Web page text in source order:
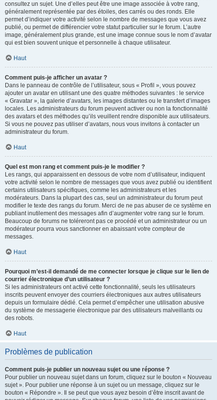
consultez un sujet. Une d’elles peut être une image associée à votre rang,
généralement représentée par des étoiles, des carrés ou des ronds. Elle
permet d’indiquer votre activité selon le nombre de messages que vous avez
publié, ou permet de différencier votre statut particulier sur le forum. L’autre
image, généralement plus grande, est une image connue sous le nom d’avatar
qui est bien souvent unique et personnelle à chaque utilisateur.
Haut
Comment puis-je afficher un avatar ?
Dans le panneau de contrôle de l’utilisateur, sous « Profil », vous pouvez
ajouter un avatar en utilisant une des quatre méthodes suivantes : le service
« Gravatar », la galerie d’avatars, les images distantes ou le transfert d’images
locales. Les administrateurs du forum peuvent activer ou non la fonctionnalité
des avatars et des méthodes qu’ils veuillent rendre disponible aux utilisateurs.
Si vous ne pouvez pas utiliser d’avatars, nous vous invitons à contacter un
administrateur du forum.
Haut
Quel est mon rang et comment puis-je le modifier ?
Les rangs, qui apparaissent en dessous de votre nom d’utilisateur, indiquent
votre activité selon le nombre de messages que vous avez publié ou identifient
certains utilisateurs spécifiques, comme les administrateurs et les
modérateurs. Dans la plupart des cas, seul un administrateur du forum peut
modifier le texte des rangs du forum. Merci de ne pas abuser de ce système en
publiant inutilement des messages afin d’augmenter votre rang sur le forum.
Beaucoup de forums ne toléreront pas ce procédé et un administrateur ou un
modérateur pourra vous sanctionner en abaissant votre compteur de
messages.
Haut
Pourquoi m’est-il demandé de me connecter lorsque je clique sur le lien de
courrier électronique d’un utilisateur ?
Si les administrateurs ont activé cette fonctionnalité, seuls les utilisateurs
inscrits peuvent envoyer des courriers électroniques aux autres utilisateurs
depuis un formulaire dédié. Cela permet d’empêcher une utilisation abusive
du système de messagerie électronique par des utilisateurs malveillants ou
des robots.
Haut
Problèmes de publication
Comment puis-je publier un nouveau sujet ou une réponse ?
Pour publier un nouveau sujet dans un forum, cliquez sur le bouton « Nouveau
sujet ». Pour publier une réponse à un sujet ou un message, cliquez sur le
bouton « Répondre ». Il se peut que vous ayez besoin d’être inscrit avant de